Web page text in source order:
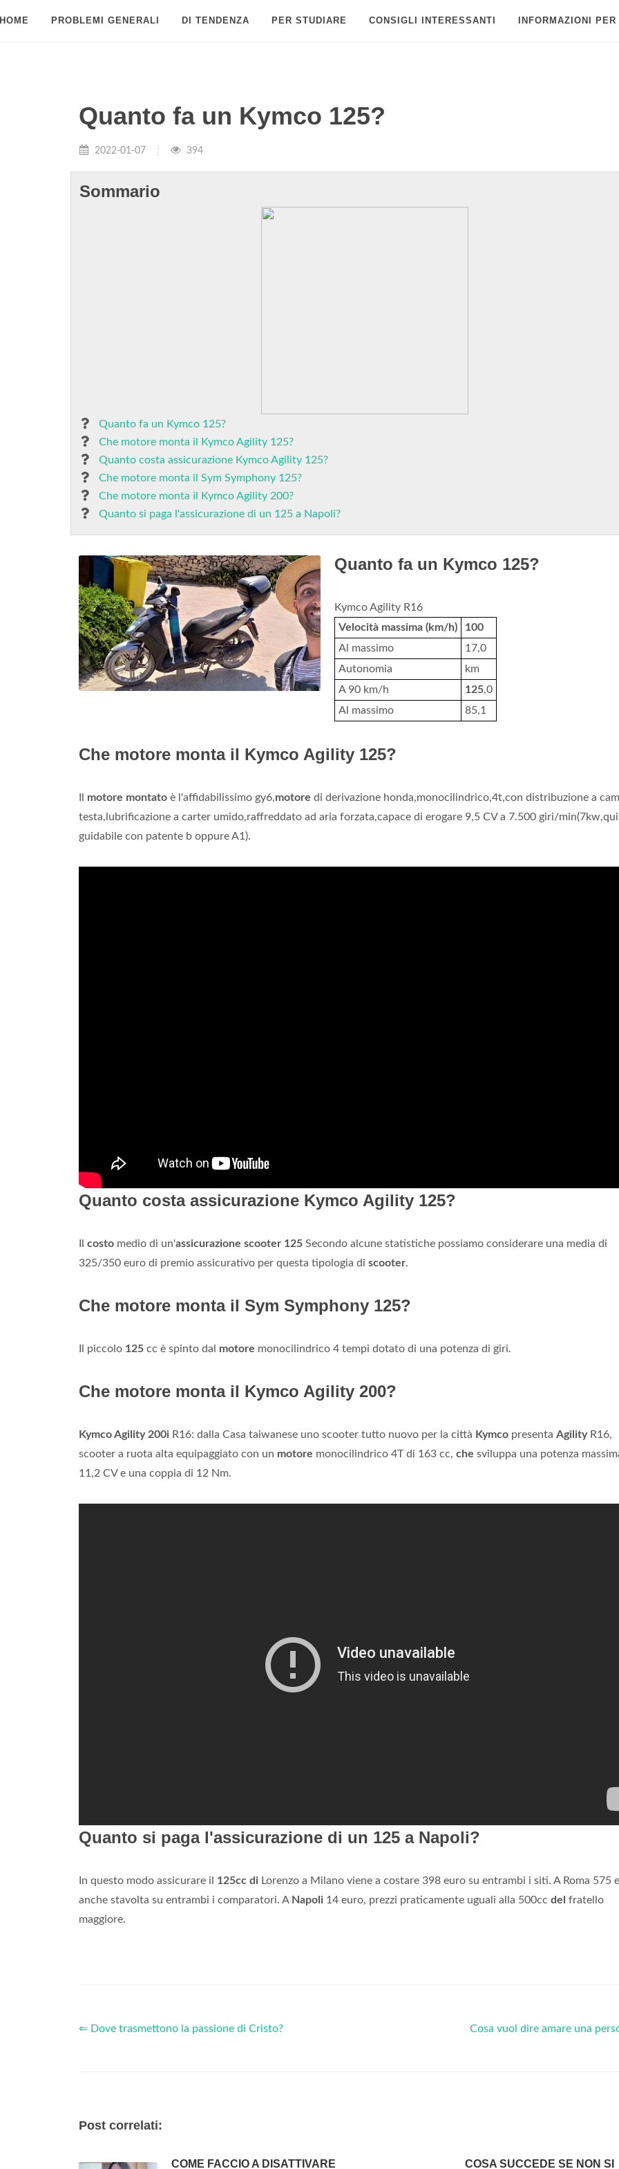
PROBLEMI GENERALI DI TENDENZA PER STUDIARE CONSIGLI INTERESSANTI INFORMAZIONI PER
Quanto fa un Kymco 125?
2022-01-07 394
Sommario
Quanto fa un Kymco 125?
Che motore monta il Kymco Agility 125?
Quanto costa assicurazione Kymco Agility 125?
Che motore monta il Sym Symphony 125?
Che motore monta il Kymco Agility 200?
Quanto si paga l'assicurazione di un 125 a Napoli?
Quanto fa un Kymco 125?
Kymco Agility R16
Velocità massima (km/h)
100
Al massimo
17,0
Autonomia
km
A 90 km/h
125,0
Al massimo
85,1
Che motore monta il Kymco Agility 125?
motore montato è l'affidabilissimo gy6,motore di derivazione honda,monocilindrico,4t,con distribuzione a
testa,lubrificazione a carter umido,raffreddato ad aria forzata,capace di erogare 9,5 CV a 7.500 giri/
guidabile con patente b oppure A1).
Quanto costa assicurazione Kymco Agility 125?
costo medio di un'assicurazione scooter 125 Secondo alcune statistiche possiamo considerare una media di
325/350 euro di premio assicurativo per questa tipologia di scooter.
Che motore monta il Sym Symphony 125?
Il piccolo 125 cc è spinto dal motore monocilindrico 4 tempi dotato di una potenza di giri.
Che motore monta il Kymco Agility 200?
Kymco Agility 200i R16: dalla Casa taiwanese uno scooter tutto nuovo per la città Kymco presenta AgilityR16,
scooter a ruota alta equipaggiato con un motore monocilindrico 4T di 163 cc, che sviluppa una potenza
11,2 CV e una coppia di 12 Nm.
Quanto si paga l'assicurazione di un 125 a Napoli?
In questo modo assicurare il 125cc di Lorenzo a Milano viene a costare 398 euro su entrambi i siti. A Roma 575
anche stavolta su entrambi i comparatori. A Napoli 14 euro, prezzi praticamente uguali alla 500cc del fratello
maggiore.
⇐ Dove trasmettono la passione di Cristo? Cosa vuol dire amare una
Post correlati:
COME FACCIO A DISATTIVARE COSA SUCCEDE SE NON SI